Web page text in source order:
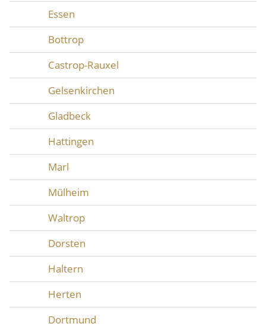
Essen
Bottrop
Castrop-Rauxel
Gelsenkirchen
Gladbeck
Hattingen
Marl
Mülheim
Waltrop
Dorsten
Haltern
Herten
Dortmund